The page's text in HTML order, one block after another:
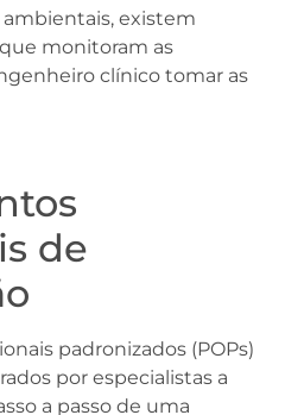
ambientais, existem
monitoram as
clínico tomar as
de
padronizados (POPs)
por especialistas a
a passo de uma